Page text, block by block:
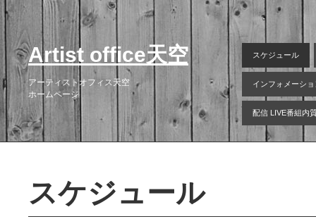
Artist office天空
アーティストオフィス天空
ホームページ
スケジュール
インフォメーショ
配信 LIVE番組内
スケジュール